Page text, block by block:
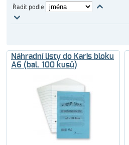
Řadit podle
Náhradní listy do Karis bloku
A6 (bal. 100 kusů)